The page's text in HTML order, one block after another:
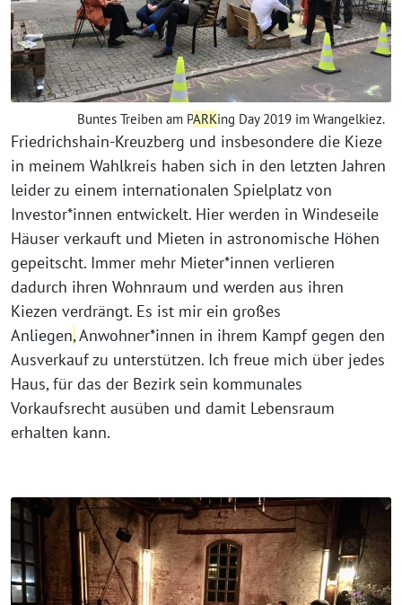
Buntes Treiben am PARKing Day 2019 im Wrangelkiez.
Friedrichshain-Kreuzberg und insbesondere die Kieze
in meinem Wahlkreis haben sich in den letzten Jahren
leider zu einem internationalen Spielplatz von
Investor*innen entwickelt. Hier werden in Windeseile
Häuser verkauft und Mieten in astronomische Höhen
gepeitscht. Immer mehr Mieter*innen verlieren
dadurch ihren Wohnraum und werden aus ihren
Kiezen verdrängt. Es ist mir ein großes
Anliegen,Anwohner*innen in ihrem Kampf gegen den
Ausverkauf zu unterstützen. Ich freue mich über jedes
Haus, für das der Bezirk sein kommunales
Vorkaufsrecht ausüben und damit Lebensraum
erhalten kann.